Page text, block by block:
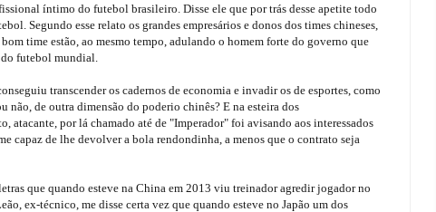
íntimo do futebol brasileiro. Disse ele que por trás desse apetite todo
Segundo esse relato os grandes empresários e donos dos times chineses,
time estão, ao mesmo tempo, adulando o homem forte do governo que
futebol mundial.
transcender os cadernos de economia e invadir os de esportes, como
não, de outra dimensão do poderio chinês? E na esteira dos
atacante, por lá chamado até de "Imperador" foi avisando aos interessados
capaz de lhe devolver a bola rendondinha, a menos que o contrato seja
que quando esteve na China em 2013 viu treinador agredir jogador no
ex-técnico, me disse certa vez que quando esteve no Japão um dos